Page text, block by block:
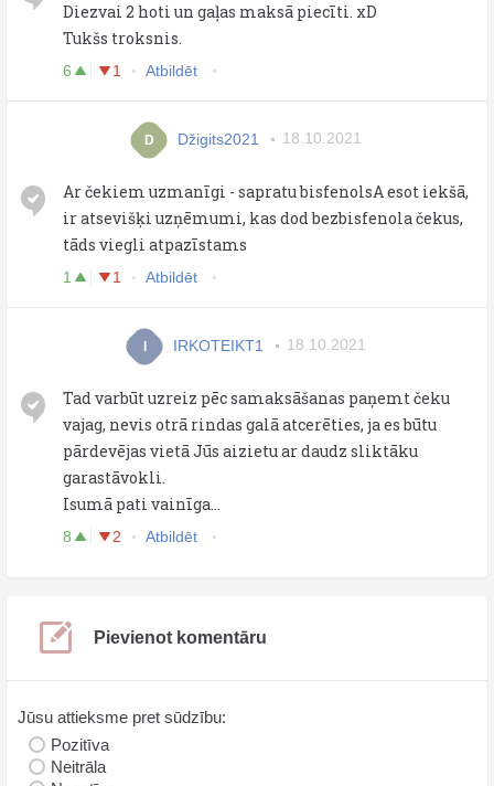
Diezvai 2 hoti un gaļas maksā piecīti. xD
Tukšs troksnis.
6 1 Atbildēt
D Džigits2021 18.10.2021
Ar čekiem uzmanīgi - sapratu bisfenolsA esot iekšā,
ir atsevišķi uzņēmumi, kas dod bezbisfenola čekus,
tāds viegli atpazīstams
1 1 Atbildēt
I IRKOTEIKT1 18.10.2021
Tad varbūt uzreiz pēc samaksāšanas paņemt čeku
vajag, nevis otrā rindas galā atcerēties, ja es būtu
pārdevējas vietā Jūs aizietu ar daudz sliktāku
garastāvokli.
Isumā pati vainīga...
8 2 Atbildēt
Pievienot komentāru
Jūsu attieksme pret sūdzību:
Pozitīva
Neitrāla